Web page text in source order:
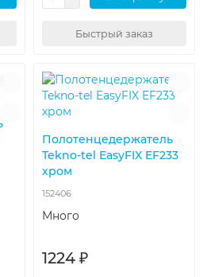
Быстрый заказ
Полотенцедержатель
Tekno-tel EasyFIX EF233
хром
152406
Много
1224 ₽